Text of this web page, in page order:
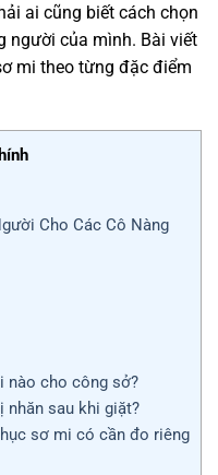
ai cũng biết cách chọn
người của mình. Bài viết
mi theo từng đặc điểm
Cho Các Cô Nàng
nào cho công sở?
nhăn sau khi giặt?
sơ mi có cần đo riêng